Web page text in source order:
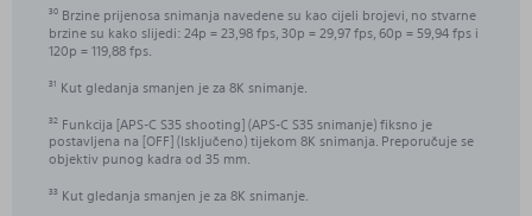
30 Brzine prijenosa snimanja navedene su kao cijeli brojevi, no stvarne
brzine su kako slijedi: 24p = 23,98 fps, 30p = 29,97 fps, 60p = 59,94 fps i
120p = 119,88 fps.
31 Kut gledanja smanjen je za 8K snimanje.
32 Funkcija [APS-C S35 shooting] (APS-C S35 snimanje) fiksno je
postavljena na [OFF] (Isključeno) tijekom 8K snimanja. Preporučuje se
objektiv punog kadra od 35 mm.
33 Kut gledanja smanjen je za 8K snimanje.